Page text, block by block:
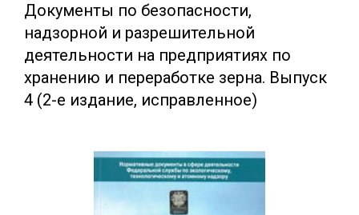
Документы по безопасности,
надзорной и разрешительной
деятельности на предприятиях по
хранению и переработке зерна. Выпуск
4 (2-е издание, исправленное)